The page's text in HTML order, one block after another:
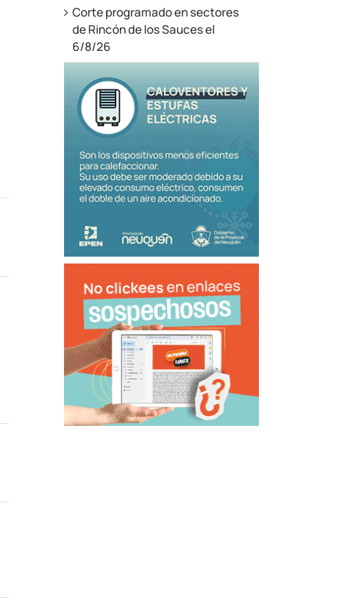
Corte programado en sectores
de Rincón de los Sauces el
6/8/26